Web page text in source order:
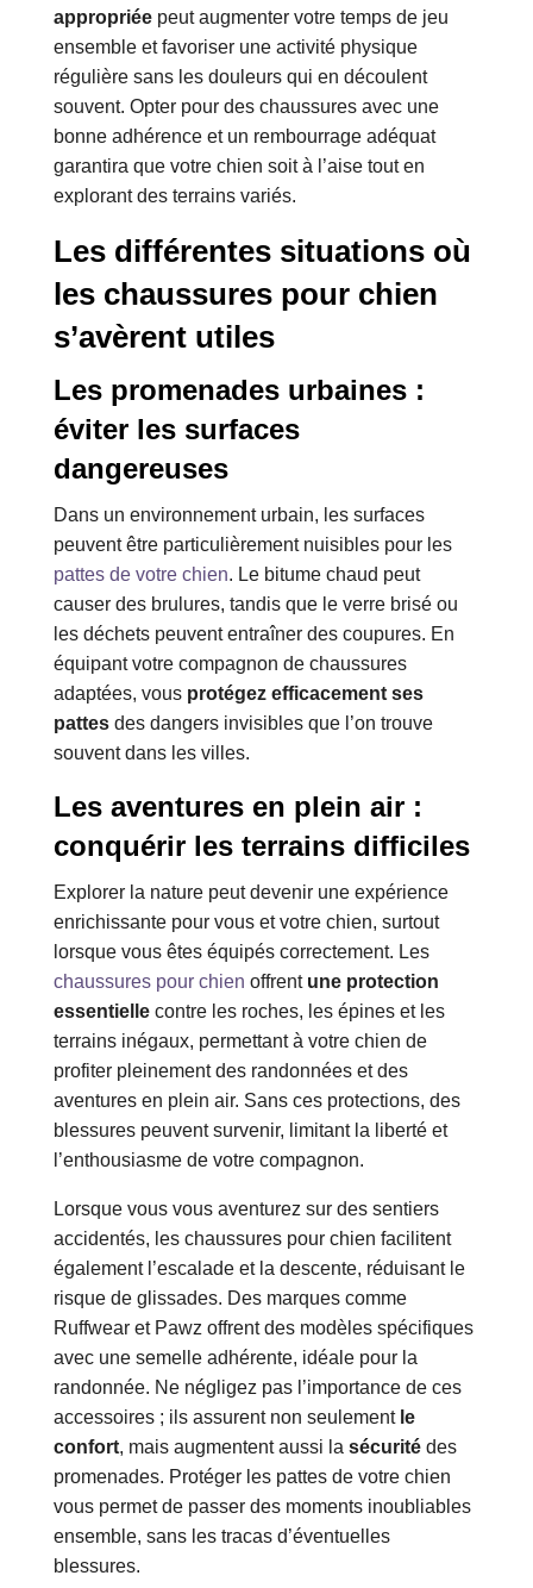
appropriéepeut augmenter votre temps de jeu
ensemble et favoriser une activité physique
régulière sans les douleurs qui en découlent
souvent. Opter pour des chaussures avec une
bonne adhérence et un rembourrage adéquat
garantira que votre chien soit à l’aise tout en
explorant des terrains variés.
Les différentes situations où
les chaussures pour chien
s’avèrent utiles
Les promenades urbaines :
éviter les surfaces
dangereuses
Dans un environnement urbain, les surfaces
peuvent être particulièrement nuisibles pour les
pattes de votre chien. Le bitume chaud peut
causer des brulures, tandis que le verre brisé ou
les déchets peuvent entraîner des coupures. En
équipant votre compagnon de chaussures
adaptées, vous protégez efficacement ses
pattesdes dangers invisibles que l’on trouve
souvent dans les villes.
Les aventures en plein air :
conquérir les terrains difficiles
Explorer la nature peut devenir une expérience
enrichissante pour vous et votre chien, surtout
lorsque vous êtes équipés correctement. Les
chaussures pour chien offrent une protection
essentiellecontre les roches, les épines et les
terrains inégaux, permettant à votre chien de
profiter pleinement des randonnées et des
aventures en plein air. Sans ces protections, des
blessures peuvent survenir, limitant la liberté et
l’enthousiasme de votre compagnon.
Lorsque vous vous aventurez sur des sentiers
accidentés, les chaussures pour chien facilitent
également l’escalade et la descente, réduisant le
risque de glissades. Des marques comme
Ruffwear et Pawz offrent des modèles spécifiques
avec une semelle adhérente, idéale pour la
randonnée. Ne négligez pas l’importance de ces
accessoires ; ils assurent non seulement le
confort, mais augmentent aussi la sécuritédes
promenades. Protéger les pattes de votre chien
vous permet de passer des moments inoubliables
ensemble, sans les tracas d’éventuelles
blessures.